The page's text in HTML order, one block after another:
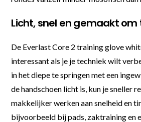
Licht, snel en gemaakt om
De Everlast Core 2 training glove
interessant als je je techniek wilt
in het diepe te springen met een
de handschoen licht is, kun je sneller
makkelijker werken aan snelheid en
bijvoorbeeld bij pads, zaktraining en